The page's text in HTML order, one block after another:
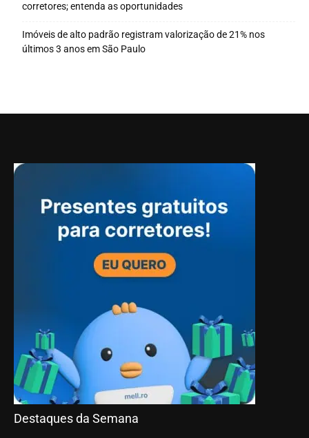
corretores; entenda as oportunidades
Imóveis de alto padrão registram valorização de 21% nos
últimos 3 anos em São Paulo
Destaques da Semana